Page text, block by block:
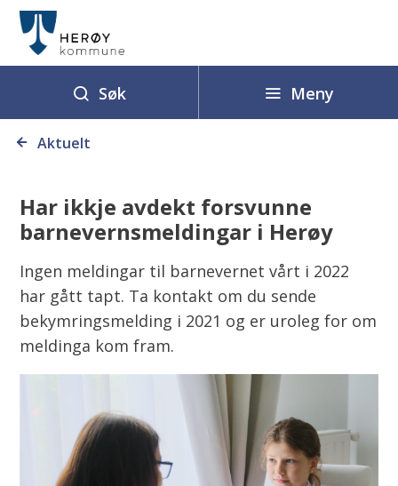
e
r
ø
y
m
m
u
n
e
Søk Meny
Du Aktuelt
Har ikkje avdekt forsvunne
barnevernsmeldingar i Herøy
Ingen meldingar til barnevernet vårt i 2022
har gått tapt. Ta kontakt om du sende
bekymringsmelding i 2021 og er uroleg for om
meldinga kom fram.